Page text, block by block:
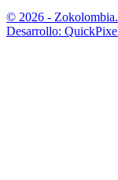
© 2026 - Zokolombia.
Desarrollo: